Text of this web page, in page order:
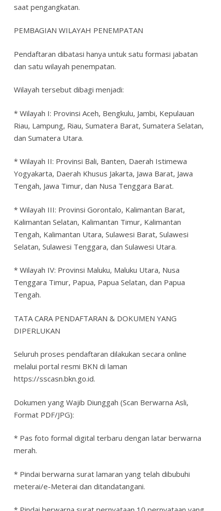
saat pengangkatan.
PEMBAGIAN WILAYAH PENEMPATAN
Pendaftaran dibatasi hanya untuk satu formasi jabatan
dan satu wilayah penempatan.
Wilayah tersebut dibagi menjadi:
* Wilayah I: Provinsi Aceh, Bengkulu, Jambi, Kepulauan
Riau, Lampung, Riau, Sumatera Barat, Sumatera Selatan,
dan Sumatera Utara.
* Wilayah II: Provinsi Bali, Banten, Daerah Istimewa
Yogyakarta, Daerah Khusus Jakarta, Jawa Barat, Jawa
Tengah, Jawa Timur, dan Nusa Tenggara Barat.
* Wilayah III: Provinsi Gorontalo, Kalimantan Barat,
Kalimantan Selatan, Kalimantan Timur, Kalimantan
Tengah, Kalimantan Utara, Sulawesi Barat, Sulawesi
Selatan, Sulawesi Tenggara, dan Sulawesi Utara.
* Wilayah IV: Provinsi Maluku, Maluku Utara, Nusa
Tenggara Timur, Papua, Papua Selatan, dan Papua
Tengah.
TATA CARA PENDAFTARAN & DOKUMEN YANG
DIPERLUKAN
Seluruh proses pendaftaran dilakukan secara online
melalui portal resmi BKN di laman
https://sscasn.bkn.go.id.
Dokumen yang Wajib Diunggah (Scan Berwarna Asli,
Format PDF/JPG):
* Pas foto formal digital terbaru dengan latar berwarna
merah.
* Pindai berwarna surat lamaran yang telah dibubuhi
meterai/e-Meterai dan ditandatangani.